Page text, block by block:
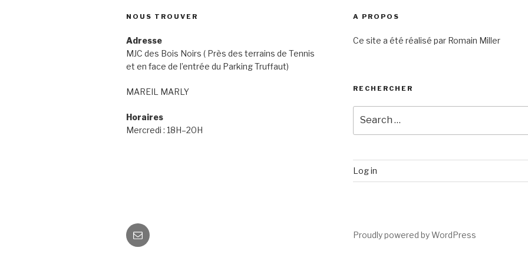
NOUS TROUVER
Adresse
MJC des Bois Noirs ( Près des terrains de Tennis
et en face de l’entrée du Parking Truffaut)
MAREIL MARLY
Horaires
Mercredi : 18H–20H
A PROPOS
Ce site a été réalisé par Romain Miller
RECHERCHER
for:
Log in
Email Proudly powered by WordPress